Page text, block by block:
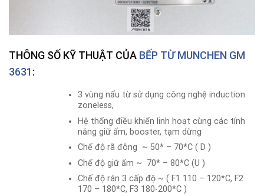
THÔNG SỐ KỸ THUẬT CỦA BẾP TỪ MUNCHEN GM
3631:
3 vùng nấu từ sử dụng công nghệ induction
zoneless,
Hệ thống điều khiển linh hoạt cùng các tính
năng giữ ấm, booster, tạm dừng
Chế độ rã đông ~ 50* – 70*C ( D )
Chế độ giữ ấm ~ 70* – 80*C (U )
Chế độ rán 3 cấp độ ~ ( F1 110 – 120*C, F2
170 – 180*C, F3 180-200*C )